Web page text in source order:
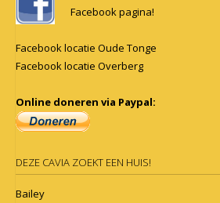
Facebook pagina!
Facebook locatie Oude Tonge
Facebook locatie Overberg
Online doneren via Paypal:
DEZE CAVIA ZOEKT EEN HUIS!
Bailey